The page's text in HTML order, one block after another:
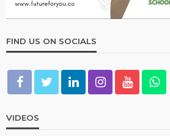
FIND US ON SOCIALS
VIDEOS